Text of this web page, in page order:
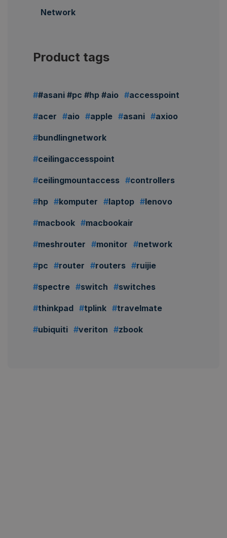
Network
Product tags
#asani #pc #hp #aio accesspoint
acer aio apple asani axioo
bundlingnetwork
ceilingaccesspoint
ceilingmountaccess controllers
hp komputer laptop lenovo
macbook macbookair
meshrouter monitor network
pc router routers ruijie
spectre switch switches
thinkpad tplink travelmate
ubiquiti veriton zbook